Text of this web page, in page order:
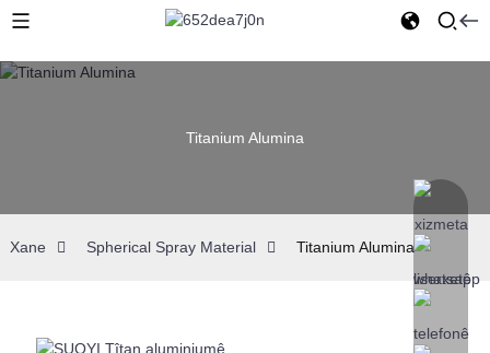
Titanium Alumina
Xane Spherical Spray Material Titanium Alumina